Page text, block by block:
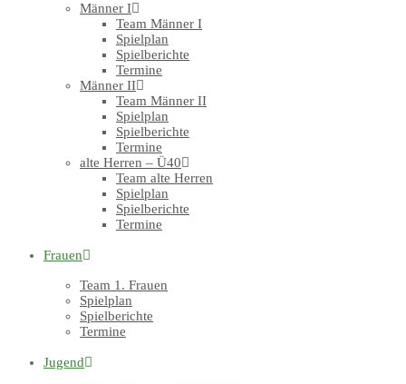
Männer I
Team Männer I
Spielplan
Spielberichte
Termine
Männer II
Team Männer II
Spielplan
Spielberichte
Termine
alte Herren – Ü40
Team alte Herren
Spielplan
Spielberichte
Termine
Frauen
Team 1. Frauen
Spielplan
Spielberichte
Termine
Jugend